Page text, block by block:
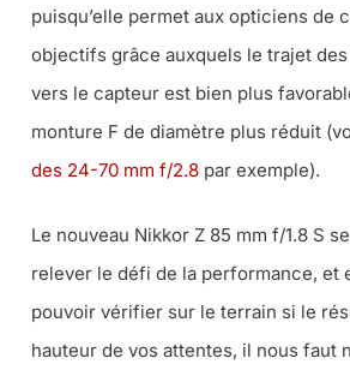
puisqu’elle permet aux opticiens de
objectifs grâce auxquels le trajet
vers le capteur est bien plus
monture F de diamètre plus réduit
des 24-70 mm f/2.8 par exemple).
Le nouveau Nikkor Z 85 mm f/1.8 S
relever le défi de la performance, et
pouvoir vérifier sur le terrain si le
hauteur de vos attentes, il nous faut